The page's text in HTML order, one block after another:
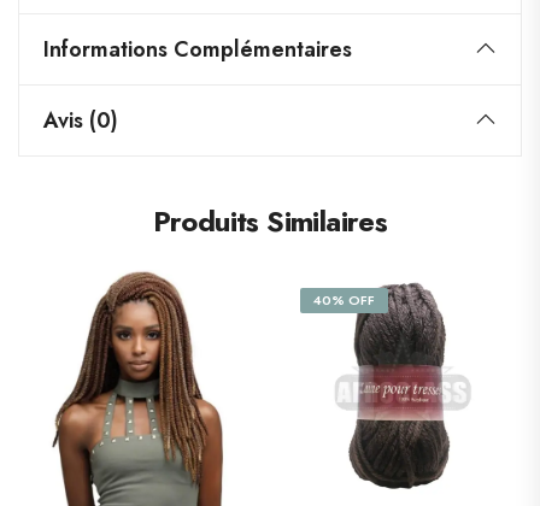
Informations Complémentaires
Avis (0)
Produits Similaires
40% OFF